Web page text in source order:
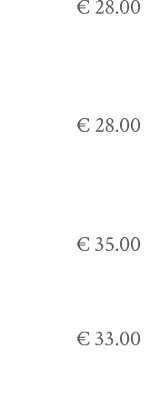
€ 28.00
€ 28.00
€ 35.00
€ 33.00